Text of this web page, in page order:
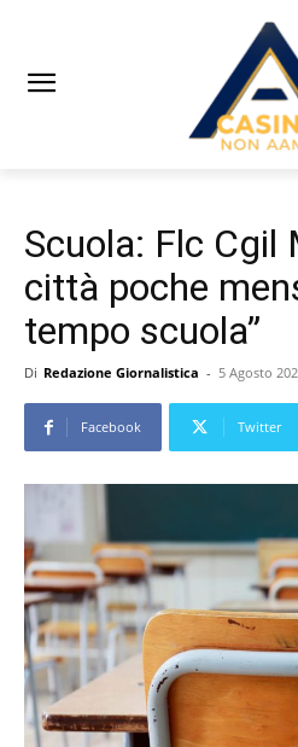
Scuola: Flc Cgil
città poche
tempo scuola”
Di Redazione Giornalistica - 5 Agosto
Facebook Twitter